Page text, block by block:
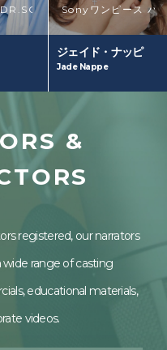
DR.SOIETOKYO MX「５時に
５時
『新
子様』
Stage
Sony ワンピース バ
Sony
ティラッシュ
Mr. ChildrenCD
ジャケット
BOATRACE
model
talent
ジェイド・ナッピ
Jade Nappe
&
registered, our narrators
wide range of casting
educational materials,
videos.